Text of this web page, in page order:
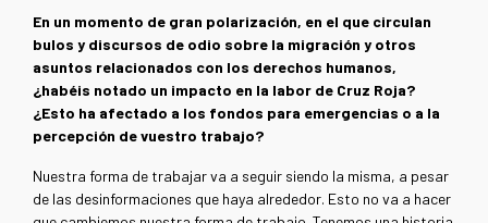
En un momento de gran polarización, en el que circulan
bulos y discursos de odio sobre la migración y otros
asuntos relacionados con los derechos humanos,
¿habéis notado un impacto en la labor de Cruz Roja?
¿Esto ha afectado a los fondos para emergencias o a la
percepción de vuestro trabajo?
Nuestra forma de trabajar va a seguir siendo la misma, a pesar
de las desinformaciones que haya alrededor. Esto no va a hacer